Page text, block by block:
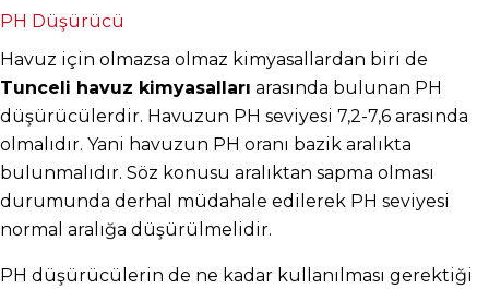
PH Düşürücü
Tunceli havuz kimyasalları arasında bulunan PH
düşürücülerdir. Havuzun PH seviyesi 7,2-7,6 arasında
olmalıdır. Yani havuzun PH oranı bazik aralıkta
bulunmalıdır. Söz konusu aralıktan sapma olması
durumunda derhal müdahale edilerek PH seviyesi
normal aralığa düşürülmelidir.
PH düşürücülerin de ne kadar kullanılması gerektiği